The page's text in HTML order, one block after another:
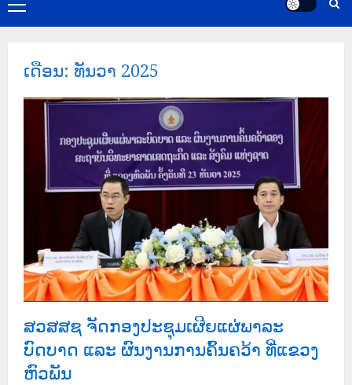
ເດືອນ: ທັນວາ 2025
ສວສສຊ ຈັດກອງປະຊຸມເຜີຍແຜ່ພາລະ
ບົດບາດ ແລະ ຜົນງານການຄົ້ນຄວ້າ ທີ່ແຂວງ
ຫົວພັນ